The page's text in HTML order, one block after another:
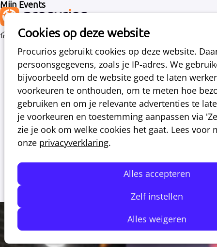
Cookies op deze website
Procurios gebruikt cookies op deze website.
persoonsgegevens, zoals je IP-adres. We
bijvoorbeeld om de website goed te laten
voorkeuren te onthouden, om te meten hoe
gebruiken en om je relevante advertenties te
je voorkeuren en toestemming aanpassen via
zie je ook om welke cookies het gaat. Lees voor
onze privacyverklaring.
Alles accepteren
Zelf instellen
Alles weigeren
Mijn Events
Events Over Jubileumevent 25 jaar Procurios
do
25
jun
2026
13:00 - 19:00 Fort 't Hemeltje
Jubileumevent 25 jaar Procurios
25 juni met een feestelijke borrel en
inspirerende mini-sessies.